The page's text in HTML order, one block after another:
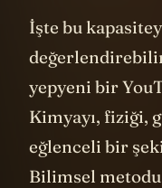
İşte bu
yepyeni bir
Kimyayı, fiziği,
eğlenceli bir
Bilimsel